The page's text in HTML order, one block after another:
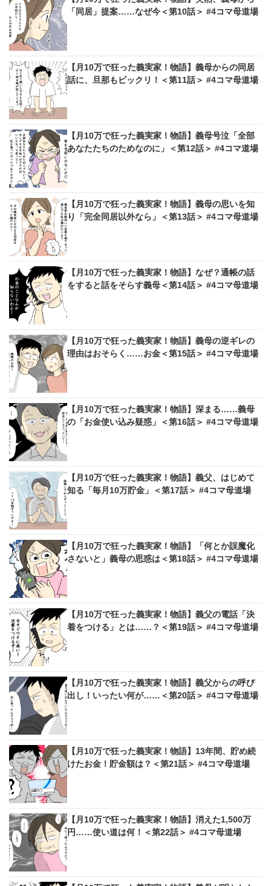
「同居」提案……なぜ今＜第10話＞ #4コマ母道場
【月10万で狂った義実家！物語】義母からの同居
話に、旦那もビックリ！＜第11話＞ #4コマ母道場
【月10万で狂った義実家！物語】義母号泣「全部
あなたたちのためなのに」＜第12話＞ #4コマ道場
【月10万で狂った義実家！物語】義母の思いを知
り「完全同居以外なら」＜第13話＞ #4コマ母道場
【月10万で狂った義実家！物語】なぜ？通帳の話
をすると話をそらす義母＜第14話＞ #4コマ母道場
【月10万で狂った義実家！物語】義母の逆ギレの
理由はおそらく……お金＜第15話＞ #4コマ母道場
【月10万で狂った義実家！物語】深まる……義母
の「お金使い込み疑惑」＜第16話＞ #4コマ母道場
【月10万で狂った義実家！物語】義父、はじめて
知る「毎月10万貯金」＜第17話＞ #4コマ母道場
【月10万で狂った義実家！物語】「何とか誤魔化
さないと」義母の思惑は＜第18話＞ #4コマ母道場
【月10万で狂った義実家！物語】義父の電話「決
着をつける」とは……？＜第19話＞ #4コマ母道場
【月10万で狂った義実家！物語】義父からの呼び
出し！いったい何が……＜第20話＞ #4コマ母道場
【月10万で狂った義実家！物語】13年間、貯め続
けたお金！貯金額は？＜第21話＞ #4コマ母道場
【月10万で狂った義実家！物語】消えた1,500万
円……使い道は何！＜第22話＞ #4コマ母道場